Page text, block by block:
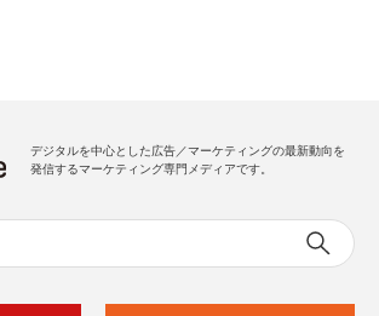
デジタルを中心とした広告／マーケティングの最新動向を
発信するマーケティング専門メディアです。